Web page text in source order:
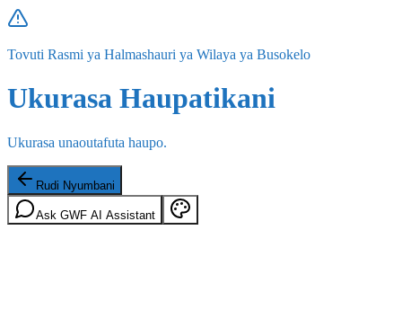
Tovuti Rasmi ya Halmashauri ya Wilaya ya Busokelo
Ukurasa Haupatikani
Ukurasa unaoutafuta haupo.
Rudi Nyumbani
Ask GWF AI Assistant